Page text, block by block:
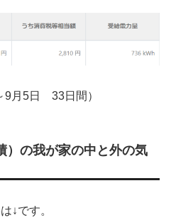
9月5日 33日間）
）の我が家の中と外の気
↓です。